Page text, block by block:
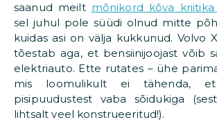
saanud meilt mõnikord kõva kriitika
sel juhul pole süüdi olnud mitte
kuidas asi on välja kukkunud. Volvo
tõestab aga, et bensiinijoojast võib
elektriauto. Ette rutates – ühe
mis loomulikult ei tähenda,
pisipuudustest vaba sõidukiga
lihtsalt veel konstrueeritud!).